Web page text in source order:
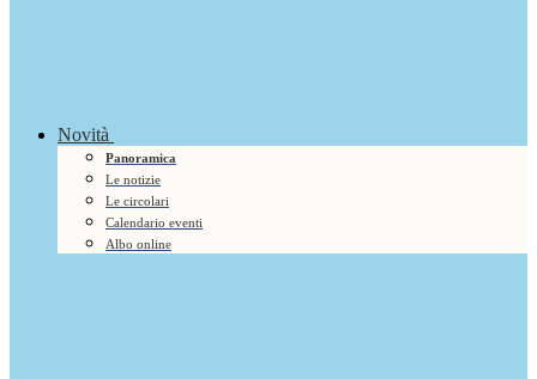
Novità
Panoramica
Le notizie
Le circolari
Calendario eventi
Albo online